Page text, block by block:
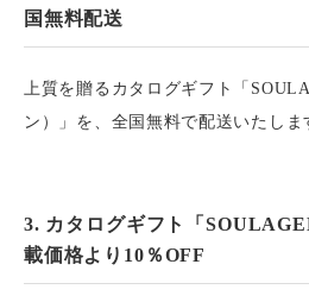
国無料配送
上質を贈るカタログギフト「
ン）」を、全国無料で配送いたしま
3. カタログギフト「
載価格より10％OFF